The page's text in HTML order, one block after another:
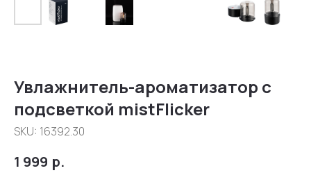
Увлажнитель-ароматизатор с
подсветкой mistFlicker
SKU: 16392.30
1 999 р.